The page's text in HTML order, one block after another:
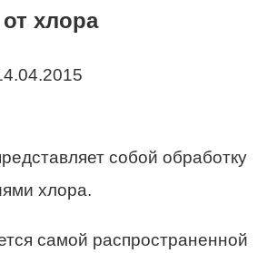
хлора
собой обработку
хлора.
самой распространенной